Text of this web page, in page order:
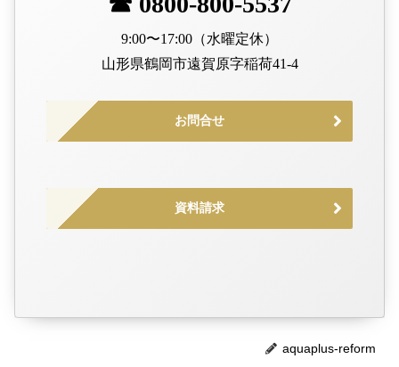
9:00〜17:00（水曜定休）
山形県鶴岡市遠賀原字稲荷41-4
お問合せ
資料請求
aquaplus-reform